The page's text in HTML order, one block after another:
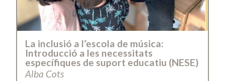
La inclusió a l’escola de música:
Introducció a les necessitats
específiques de suport educatiu (NESE)
Alba Cots